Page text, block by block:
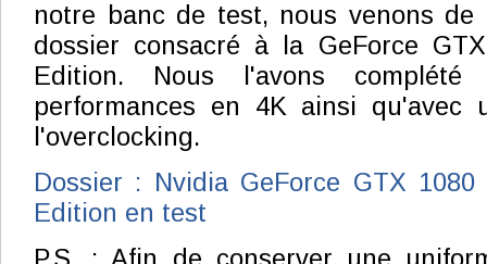
notre banc de test, nous venons
dossier consacré à la GeForce
Edition. Nous l'avons
performances en 4K ainsi qu'avec
l'overclocking.
Dossier : Nvidia GeForce GTX
Edition en test